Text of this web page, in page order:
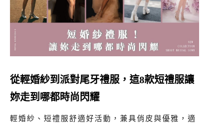
從輕婚紗到派對尾牙禮服，這8款短禮服讓
妳走到哪都時尚閃耀
輕婚紗、短禮服舒適好活動，兼具俏皮與優雅，適